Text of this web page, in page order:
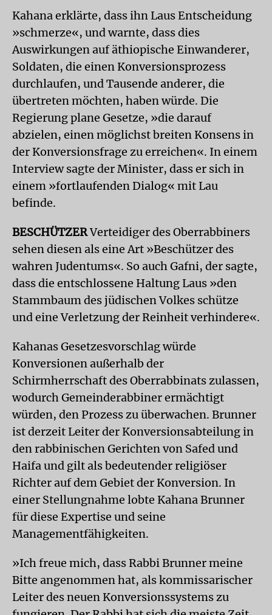
Kahana erklärte, dass ihn Laus Entscheidung
»schmerze«, und warnte, dass dies
Auswirkungen auf äthiopische Einwanderer,
Soldaten, die einen Konversionsprozess
durchlaufen, und Tausende anderer, die
übertreten möchten, haben würde. Die
Regierung plane Gesetze, »die darauf
abzielen, einen möglichst breiten Konsens in
der Konversionsfrage zu erreichen«. In einem
Interview sagte der Minister, dass er sich in
einem »fortlaufenden Dialog« mit Lau
befinde.
BESCHÜTZERVerteidiger des Oberrabbiners
sehen diesen als eine Art »Beschützer des
wahren Judentums«. So auch Gafni, der sagte,
dass die entschlossene Haltung Laus »den
Stammbaum des jüdischen Volkes schütze
und eine Verletzung der Reinheit verhindere«.
Kahanas Gesetzesvorschlag würde
Konversionen außerhalb der
Schirmherrschaft des Oberrabbinats zulassen,
wodurch Gemeinderabbiner ermächtigt
würden, den Prozess zu überwachen. Brunner
ist derzeit Leiter der Konversionsabteilung in
den rabbinischen Gerichten von Safed und
Haifa und gilt als bedeutender religiöser
Richter auf dem Gebiet der Konversion. In
einer Stellungnahme lobte Kahana Brunner
für diese Expertise und seine
Managementfähigkeiten.
»Ich freue mich, dass Rabbi Brunner meine
Bitte angenommen hat, als kommissarischer
Leiter des neuen Konversionssystems zu